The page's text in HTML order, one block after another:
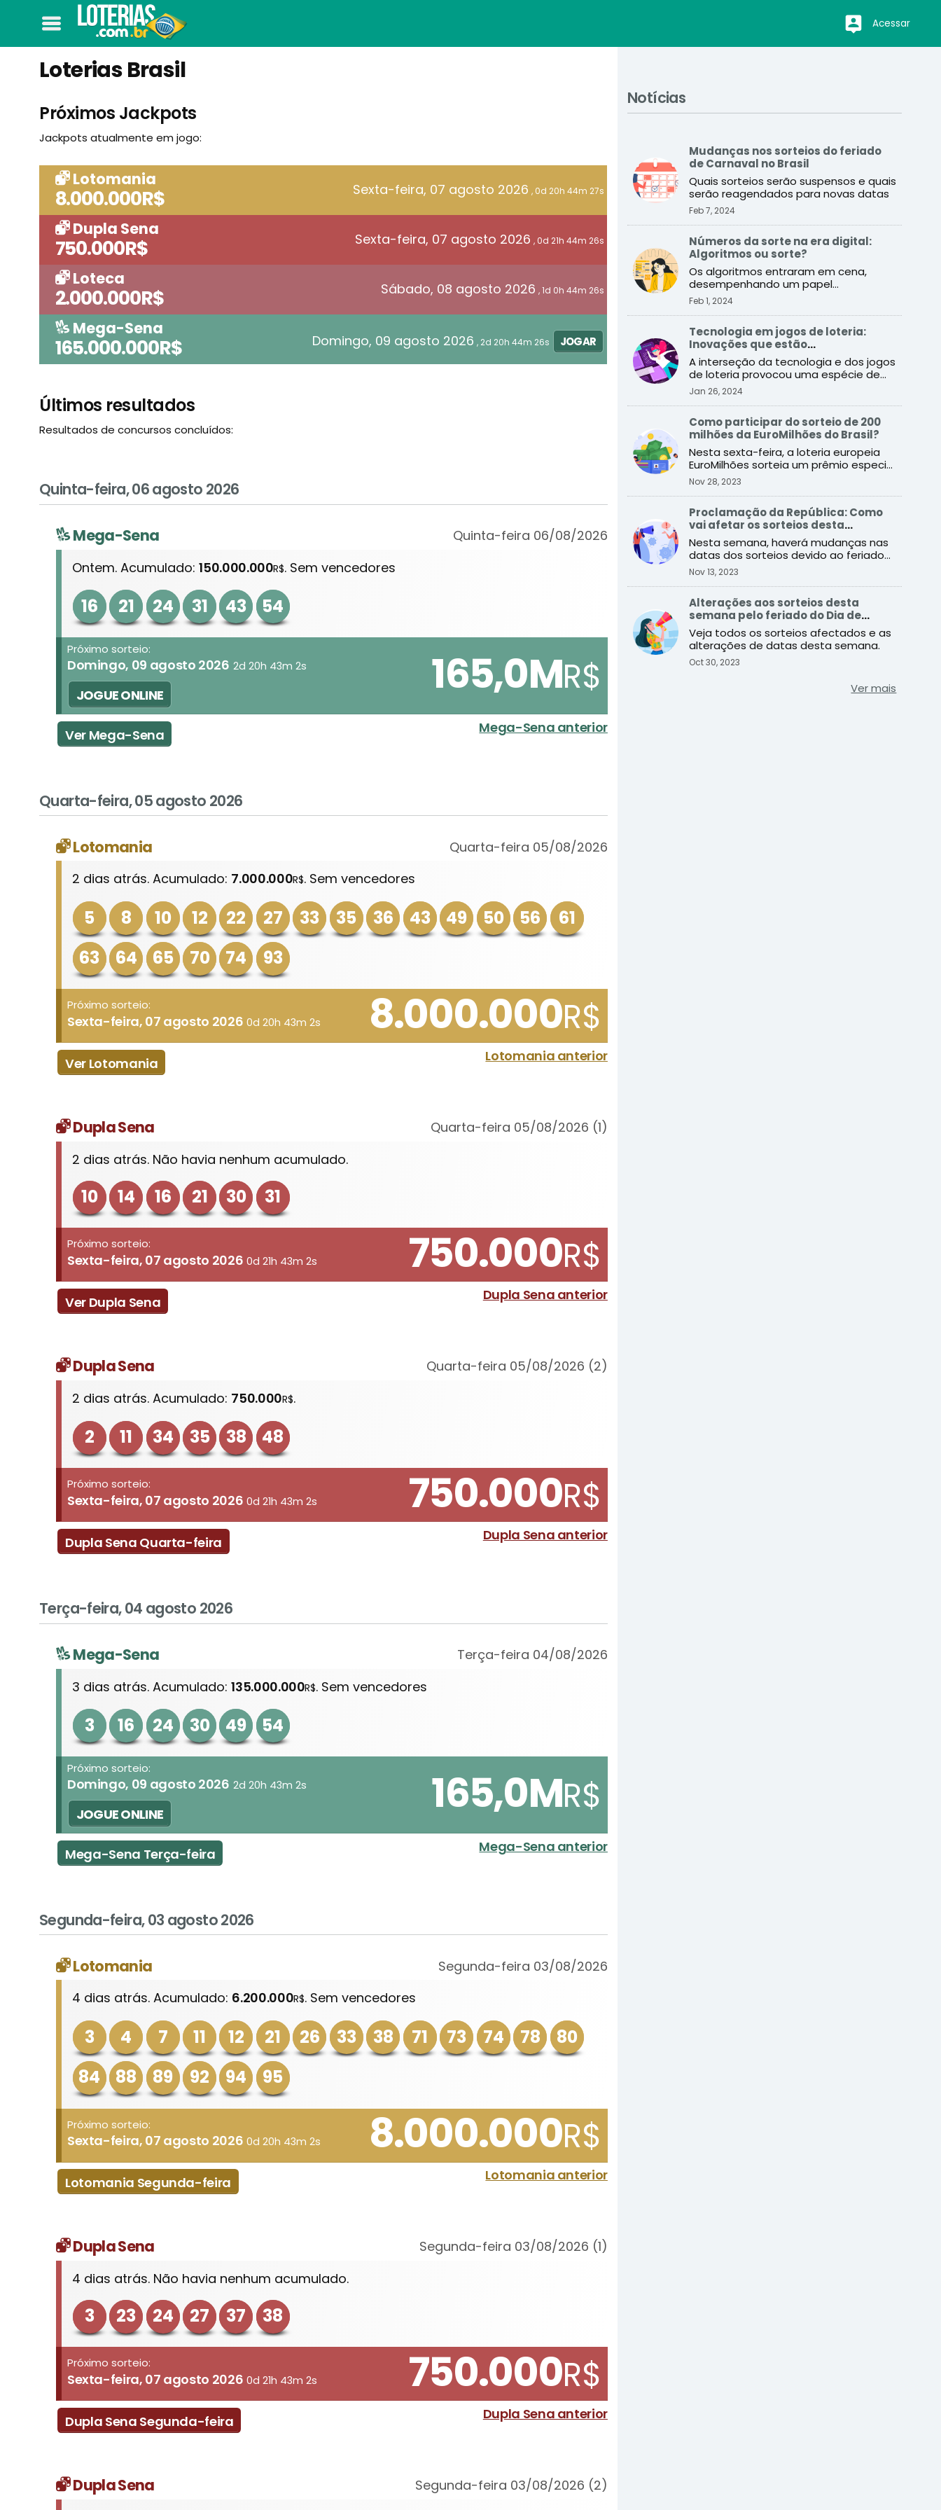
Acessar
Loterias Brasil
Próximos Jackpots
Jackpots atualmente em jogo:
Lotomania
8.000.000R$ Sexta-feira, 07 agosto 2026 , 0d 20h 44m 27s
Dupla Sena
750.000R$ Sexta-feira, 07 agosto 2026 , 0d 21h 44m 26s
Loteca
2.000.000R$ Sábado, 08 agosto 2026 , 1d 0h 44m 26s
Mega-Sena
165.000.000R$ Domingo, 09 agosto 2026 , 2d 20h 44m 26s JOGAR
Últimos resultados
Resultados de concursos concluídos:
Quinta-feira, 06 agosto 2026
Mega-Sena
Quinta-feira 06/08/2026
Ontem. Acumulado:150.000.000R$. Sem vencedores
16 21 24 31 43 54
Próximo sorteio:
Domingo, 09 agosto 2026 2d 20h 43m 2s
JOGUE ONLINE 165,0MR$
Ver Mega-Sena Mega-Sena anterior
Quarta-feira, 05 agosto 2026
Lotomania
Quarta-feira 05/08/2026
2 dias atrás. Acumulado: 7.000.000R$. Sem vencedores
5 8 10 12 22 27 33 35 36 43 49 50 56
61
63
64 65 70 74 93
Próximo sorteio:
Sexta-feira, 07 agosto 2026 0d 20h 43m 2s 8.000.000R$
Ver Lotomania Lotomania anterior
Dupla Sena
Quarta-feira 05/08/2026 (1)
2 dias atrás. Não havia nenhum acumulado.
10 14 16 21 30 31
Próximo sorteio:
Sexta-feira, 07 agosto 2026 0d 21h 43m 2s 750.000R$
Ver Dupla Sena Dupla Sena anterior
Dupla Sena
Quarta-feira 05/08/2026 (2)
2 dias atrás. Acumulado: 750.000R$.
2 11 34 35 38 48
Próximo sorteio:
Sexta-feira, 07 agosto 2026 0d 21h 43m 2s 750.000R$
Dupla Sena Quarta-feira Dupla Sena anterior
Terça-feira, 04 agosto 2026
Mega-Sena
Terça-feira 04/08/2026
3 dias atrás. Acumulado:135.000.000R$. Sem vencedores
3 16 24 30 49 54
Próximo sorteio:
Domingo, 09 agosto 2026 2d 20h 43m 2s
JOGUE ONLINE 165,0MR$
Mega-Sena Terça-feira Mega-Sena anterior
Segunda-feira, 03 agosto 2026
Lotomania
Segunda-feira 03/08/2026
4 dias atrás. Acumulado: 6.200.000R$. Sem vencedores
3 4 7 11 12 21 26 33 38 71 73 74 78
80
84
88 89 92 94 95
Próximo sorteio:
Sexta-feira, 07 agosto 2026 0d 20h 43m 2s 8.000.000R$
Lotomania Segunda-feira Lotomania anterior
Dupla Sena
Segunda-feira 03/08/2026 (1)
4 dias atrás. Não havia nenhum acumulado.
3 23 24 27 37 38
Próximo sorteio:
Sexta-feira, 07 agosto 2026 0d 21h 43m 2s 750.000R$
Dupla Sena Segunda-feira Dupla Sena anterior
Dupla Sena
Segunda-feira 03/08/2026 (2)
Notícias
Mudanças nos sorteios do feriado
de Carnaval no Brasil
Quais sorteios serão suspensos e quais
serão reagendados para novas datas
Feb 7, 2024
Números da sorte na era digital:
Algoritmos ou sorte?
Os algoritmos entraram em cena,
desempenhando um papel
fundamental ao imitar a aleatoriedade
de ...
Feb 1, 2024
Tecnologia em jogos de loteria:
Inovações que estão
transformando o setor
A interseção da tecnologia e dos jogos
de loteria provocou uma espécie de
Jan 26, 2024
Como participar do sorteio de 200
milhões da EuroMilhões do Brasil?
Nesta sexta-feira, a loteria europeia
EuroMilhões sorteia um prêmio especial
de 200 milhões de e ...
Nov 28, 2023
Proclamação da República: Como
vai afetar os sorteios desta
semana?
Nesta semana, haverá mudanças nas
datas dos sorteios devido ao feriado
da Proclamação da Repúbli ...
Nov 13, 2023
Alterações aos sorteios desta
semana pelo feriado do Dia de
Finados
Veja todos os sorteios afectados e as
alterações de datas desta semana.
Oct 30, 2023
Ver mais